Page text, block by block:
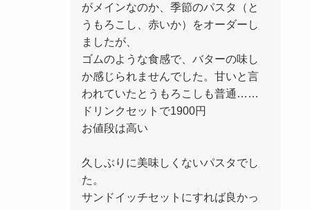
がメインなのか、季節のパスタ（と
うもろこし、赤いか）をオーダーし
ましたが、
ゴムのような食感で、バターの味し
か感じられませんでした。甘いと言
われていたとうもろこしも普通……
ドリンクセットで1900円
お値段は高い
久しぶりに美味しくないパスタでし
た。
サンドイッチセットにすれば良かっ